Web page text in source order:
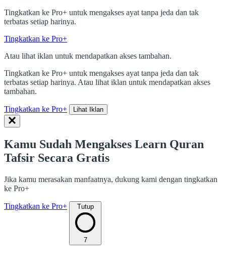
Tingkatkan ke Pro+ untuk mengakses ayat tanpa jeda dan tak
terbatas setiap harinya.
Tingkatkan ke Pro+
Atau lihat iklan untuk mendapatkan akses tambahan.
Tingkatkan ke Pro+ untuk mengakses ayat tanpa jeda dan tak
terbatas setiap harinya. Atau lihat iklan untuk mendapatkan akses
tambahan.
Tingkatkan ke Pro+ Lihat Iklan
Kamu Sudah Mengakses Learn Quran
Tafsir Secara Gratis
Jika kamu merasakan manfaatnya, dukung kami dengan tingkatkan
ke Pro+
Tingkatkan ke Pro+ Tutup
7